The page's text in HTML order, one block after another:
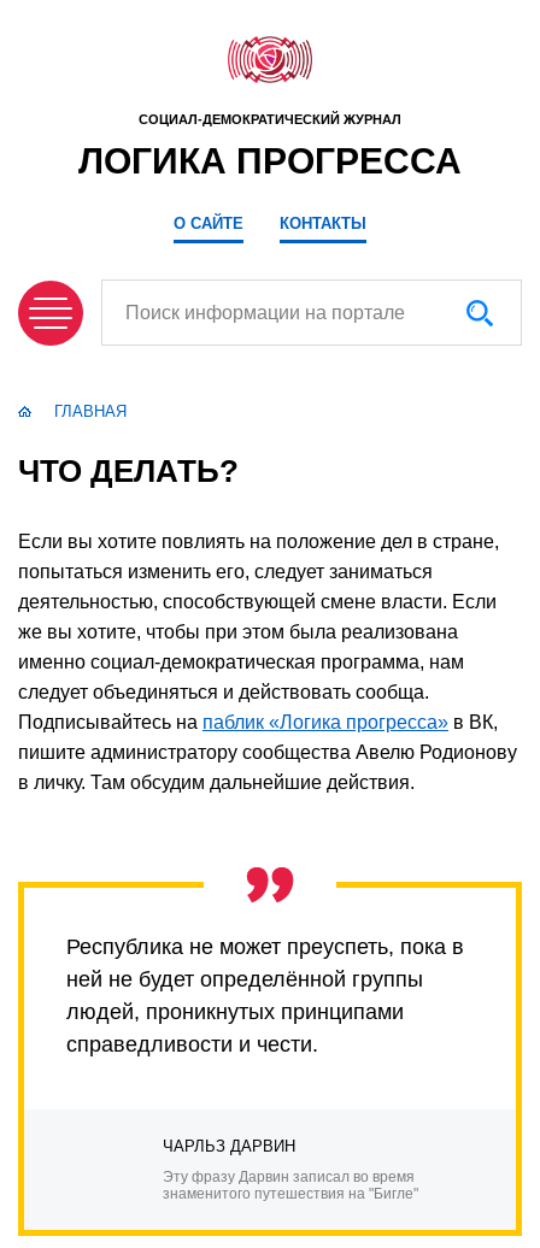
О САЙТЕ КОНТАКТЫ
СОЦИАЛ-ДЕМОКРАТИЧЕСКИЙ ЖУРНАЛ
ЛОГИКА ПРОГРЕССА
ГЛАВНАЯ
ЧТО ДЕЛАТЬ?
Если вы хотите повлиять на положение дел в стране,
попытаться изменить его, следует заниматься
деятельностью, способствующей смене власти. Если
же вы хотите, чтобы при этом была реализована
именно социал-демократическая программа, нам
следует объединяться и действовать сообща.
Подписывайтесь на паблик «Логика прогресса» в ВК,
пишите администратору сообщества Авелю Родионову
в личку. Там обсудим дальнейшие действия.
Республика не может преуспеть, пока в
ней не будет определённой группы
людей, проникнутых принципами
справедливости и чести.
ЧАРЛЬЗ ДАРВИН
Эту фразу Дарвин записал во время
знаменитого путешествия на "Бигле"